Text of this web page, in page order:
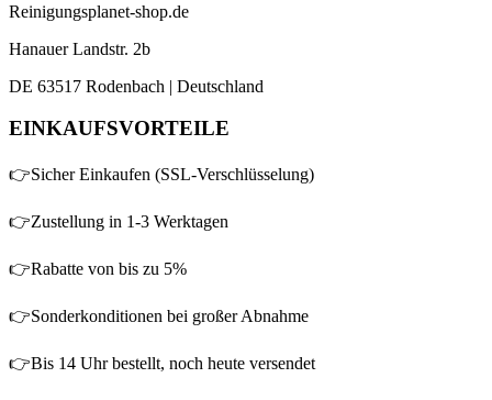
Reinigungsplanet-shop.de
Hanauer Landstr. 2b
DE 63517 Rodenbach | Deutschland
EINKAUFSVORTEILE
👉Sicher Einkaufen (SSL-Verschlüsselung)
👉Zustellung in 1-3 Werktagen
👉Rabatte von bis zu 5%
👉Sonderkonditionen bei großer Abnahme
👉Bis 14 Uhr bestellt, noch heute versendet